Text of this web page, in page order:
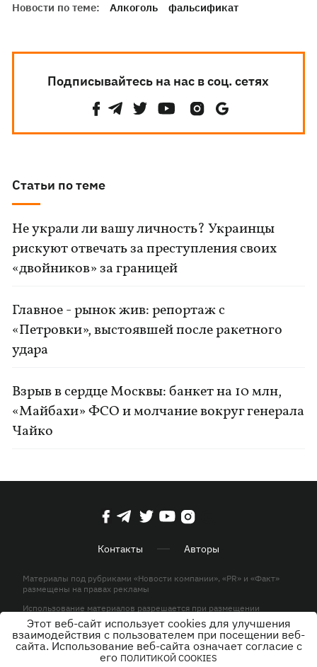
Новости по теме: Алкоголь фальсификат
Подписывайтесь на нас в соц. сетях
Статьи по теме
Не украли ли вашу личность? Украинцы
рискуют отвечать за преступления своих
«двойников» за границей
Главное - рынок жив: репортаж с
«Петровки», выстоявшей после ракетного
удара
Взрыв в сердце Москвы: банкет на 10 млн,
«Майбахи» ФСО и молчание вокруг генерала
Чайко
Контакты Авторы
Материалы под рубриками «Новости компании», «PR» и «Факт»
размещены на правах рекламы
Использование материалов разрешается при размещении
активной гиперссылки на KP.UA в первом абзаце.
© ООО «ЮЛАВ МЕДИА»,2026. Все права защищены.
Этот веб-сайт использует cookies для улучшения
взаимодействия с пользователем при посещении веб-
сайта. Использование веб-сайта означает согласие с
его ПОЛИТИКОЙ COOKIES